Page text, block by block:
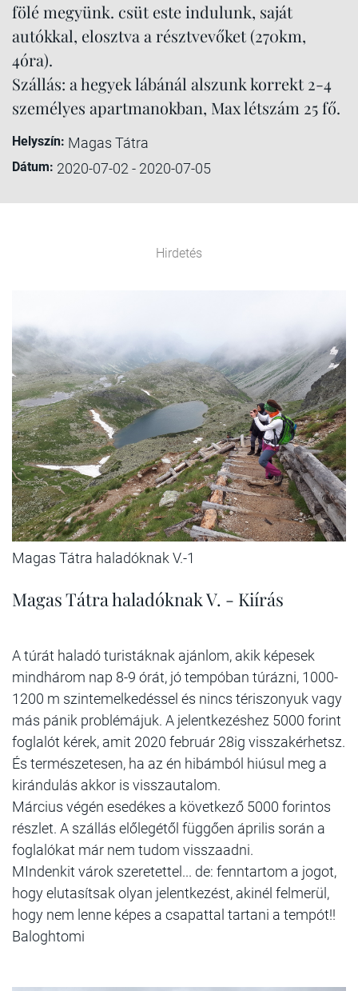
fölé megyünk. csüt este indulunk, saját
autókkal, elosztva a résztvevőket (270km,
4óra).
Szállás: a hegyek lábánál alszunk korrekt 2-4
személyes apartmanokban, Max létszám 25 fő.
Helyszín: Magas Tátra
Dátum: 2020-07-02 - 2020-07-05
Hirdetés
Magas Tátra haladóknak V.-1
Magas Tátra haladóknak V. - Kiírás
A túrát haladó turistáknak ajánlom, akik képesek
mindhárom nap 8-9 órát, jó tempóban túrázni, 1000-
1200 m szintemelkedéssel és nincs tériszonyuk vagy
más pánik problémájuk. A jelentkezéshez 5000 forint
foglalót kérek, amit 2020 február 28ig visszakérhetsz.
És természetesen, ha az én hibámból hiúsul meg a
kirándulás akkor is visszautalom.
Március végén esedékes a következő 5000 forintos
részlet. A szállás előlegétől függően április során a
foglalókat már nem tudom visszaadni.
MIndenkit várok szeretettel... de: fenntartom a jogot,
hogy elutasítsak olyan jelentkezést, akinél felmerül,
hogy nem lenne képes a csapattal tartani a tempót!!
Baloghtomi